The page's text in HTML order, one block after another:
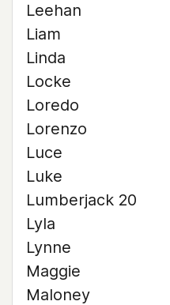
Leehan
Liam
Linda
Locke
Loredo
Lorenzo
Luce
Luke
Lumberjack 20
Lyla
Lynne
Maggie
Maloney